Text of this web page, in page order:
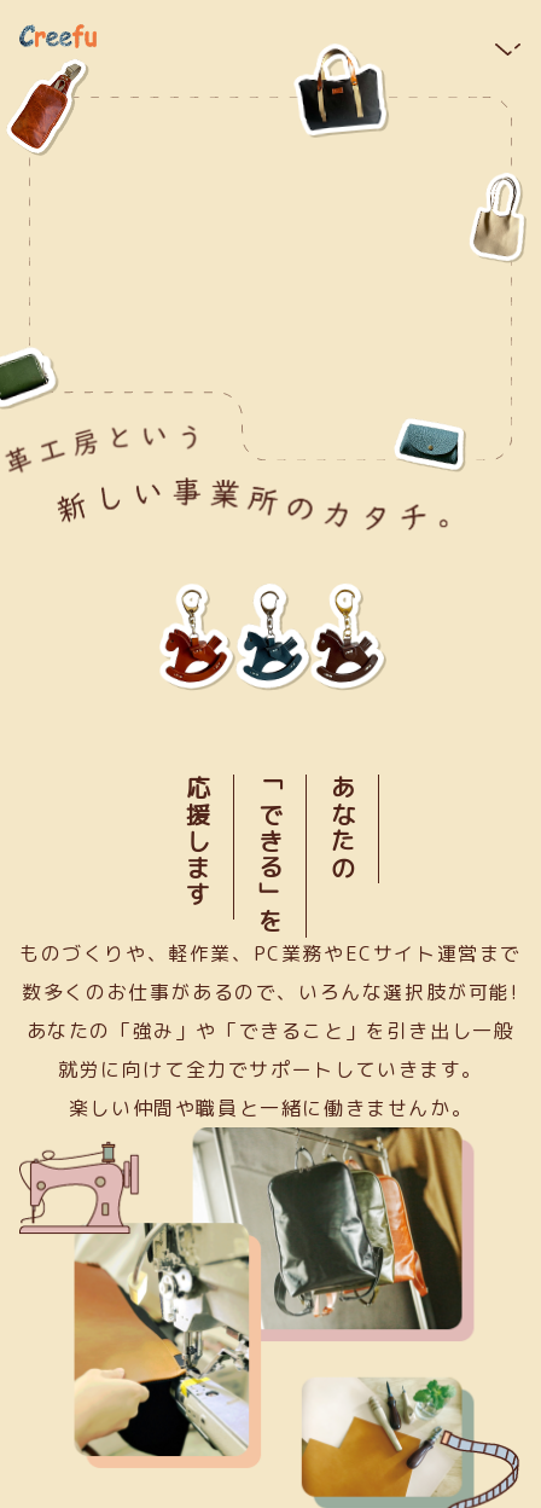
あなたの
「できる」を
応援します
ものづくりや、軽作業、PC業務やECサイト運営まで
数多くのお仕事があるので、いろんな選択肢が可能!
あなたの「強み」や「できること」を引き出し一般
就労に向けて全力でサポートしていきます。
楽しい仲間や職員と一緒に働きませんか。